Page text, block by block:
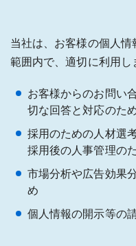
当社は、お客様の個人
範囲内で、適切に利用し
お客様からのお問い
切な回答と対応のた
採用のための人材選
採用後の人事管理の
市場分析や広告効果
め
個人情報の開示等の